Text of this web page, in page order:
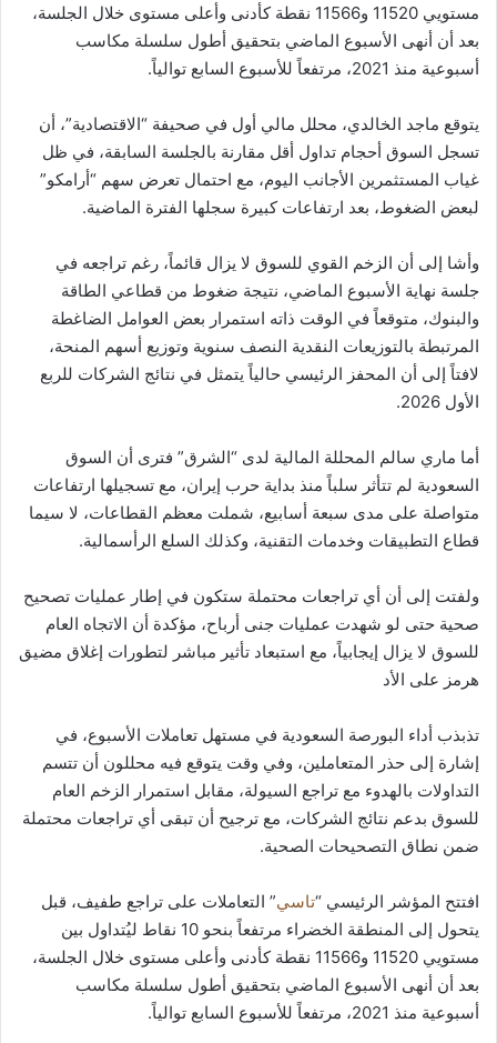
مستويي 11520 و11566 نقطة كأدنى وأعلى مستوى خلال الجلسة،
بعد أن أنهى الأسبوع الماضي بتحقيق أطول سلسلة مكاسب
أسبوعية منذ 2021، مرتفعاً للأسبوع السابع توالياً.
يتوقع ماجد الخالدي، محلل مالي أول في صحيفة “الاقتصادية”، أن
تسجل السوق أحجام تداول أقل مقارنة بالجلسة السابقة، في ظل
غياب المستثمرين الأجانب اليوم، مع احتمال تعرض سهم “أرامكو”
لبعض الضغوط، بعد ارتفاعات كبيرة سجلها الفترة الماضية.
وأشا إلى أن الزخم القوي للسوق لا يزال قائماً، رغم تراجعه في
جلسة نهاية الأسبوع الماضي، نتيجة ضغوط من قطاعي الطاقة
والبنوك، متوقعاً في الوقت ذاته استمرار بعض العوامل الضاغطة
المرتبطة بالتوزيعات النقدية النصف سنوية وتوزيع أسهم المنحة،
لافتاً إلى أن المحفز الرئيسي حالياً يتمثل في نتائج الشركات للربع
الأول 2026.
أما ماري سالم المحللة المالية لدى “الشرق” فترى أن السوق
السعودية لم تتأثر سلباً منذ بداية حرب إيران، مع تسجيلها ارتفاعات
متواصلة على مدى سبعة أسابيع، شملت معظم القطاعات، لا سيما
قطاع التطبيقات وخدمات التقنية، وكذلك السلع الرأسمالية.
ولفتت إلى أن أي تراجعات محتملة ستكون في إطار عمليات تصحيح
صحية حتى لو شهدت عمليات جنى أرباح، مؤكدة أن الاتجاه العام
للسوق لا يزال إيجابياً، مع استبعاد تأثير مباشر لتطورات إغلاق مضيق
هرمز على الأد
تذبذب أداء البورصة السعودية في مستهل تعاملات الأسبوع، في
إشارة إلى حذر المتعاملين، وفي وقت يتوقع فيه محللون أن تتسم
التداولات بالهدوء مع تراجع السيولة، مقابل استمرار الزخم العام
للسوق بدعم نتائج الشركات، مع ترجيح أن تبقى أي تراجعات محتملة
ضمن نطاق التصحيحات الصحية.
افتتح المؤشر الرئيسي “تاسي” التعاملات على تراجع طفيف، قبل
يتحول إلى المنطقة الخضراء مرتفعاً بنحو 10 نقاط ليُتداول بين
مستويي 11520 و11566 نقطة كأدنى وأعلى مستوى خلال الجلسة،
بعد أن أنهى الأسبوع الماضي بتحقيق أطول سلسلة مكاسب
أسبوعية منذ 2021، مرتفعاً للأسبوع السابع توالياً.